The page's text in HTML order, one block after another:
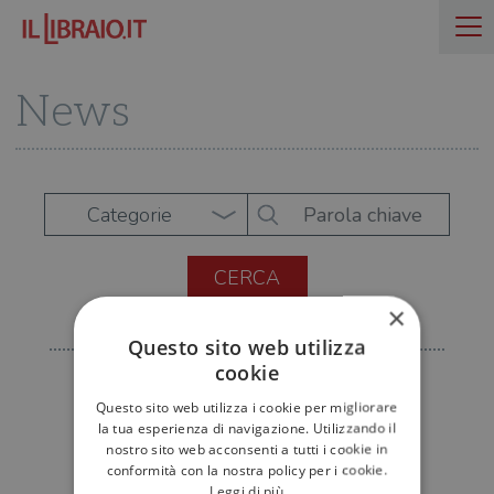
News
Categorie
×
Questo sito web utilizza
cookie
Questo sito web utilizza i cookie per migliorare
la tua esperienza di navigazione. Utilizzando il
nostro sito web acconsenti a tutti i cookie in
conformità con la nostra policy per i cookie.